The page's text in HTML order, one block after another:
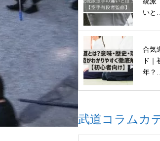
いと…
合気
ド｜
年？…
武道コラムカ